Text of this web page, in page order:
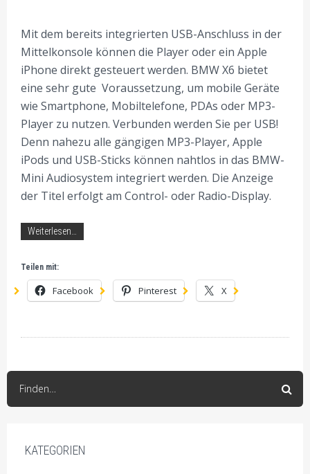
Mit dem bereits integrierten USB-Anschluss in der
Mittelkonsole können die Player oder ein Apple
iPhone direkt gesteuert werden. BMW X6 bietet
eine sehr gute Voraussetzung, um mobile Geräte
wie Smartphone, Mobiltelefone, PDAs oder MP3-
Player zu nutzen. Verbunden werden Sie per USB!
Denn nahezu alle gängigen MP3-Player, Apple
iPods und USB-Sticks können nahtlos in das BMW-
Mini Audiosystem integriert werden. Die Anzeige
der Titel erfolgt am Control- oder Radio-Display.
Weiterlesen…
Teilen mit:
Facebook Pinterest X
Finden…
KATEGORIEN